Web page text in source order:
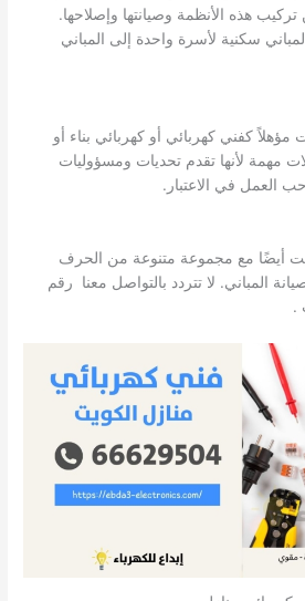
هذه الأنظمة وصيانتها وإصلاحها.
سكنية لأسرة واحدة إلى المباني
مؤهلاً كفني كهربائي أو كهربائي بناء أو
مهمة لأنها تقدم تحديات ومسؤوليات
العمل في الاعتبار.
أيضًا مع مجموعة متنوعة من الحرف
المباني. لا تتردد بالتواصل معنا رقم
.